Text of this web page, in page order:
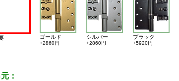
ゴールド
+2860円
シルバー
+2860円
ブラック
+5920円
：